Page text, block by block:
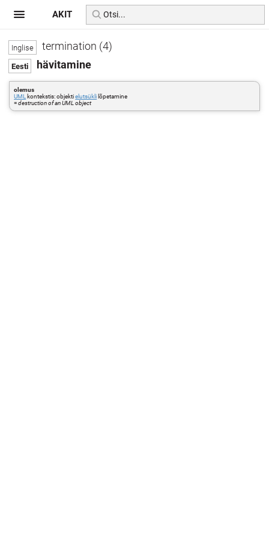
termination (4)
hävitamine
olemus
UML kontekstis: objektielutsükli lõpetamine
=destruction of an UML object
AKIT